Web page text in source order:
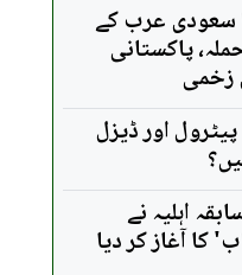
سعودی عرب کے
پاکستانی
اور ڈیزل
اہلیہ نے
کا آغاز کر دیا